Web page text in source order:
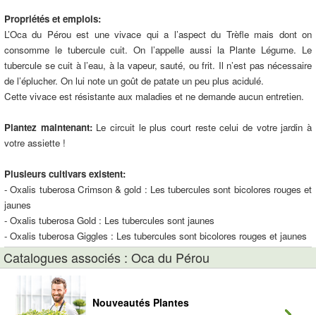
Propriétés et emplois:
L’Oca du Pérou est une vivace qui a l’aspect du Trèfle mais dont on
consomme le tubercule cuit. On l’appelle aussi la Plante Légume. Le
tubercule se cuit à l’eau, à la vapeur, sauté, ou frit. Il n’est pas nécessaire
de l’éplucher. On lui note un goût de patate un peu plus acidulé.
Cette vivace est résistante aux maladies et ne demande aucun entretien.
Plantez maintenant:Le circuit le plus court reste celui de votre jardin à
votre assiette !
Plusieurs cultivars existent:
- Oxalis tuberosa Crimson & gold : Les tubercules sont bicolores rouges et
jaunes
- Oxalis tuberosa Gold : Les tubercules sont jaunes
- Oxalis tuberosa Giggles : Les tubercules sont bicolores rouges et jaunes
Catalogues associés : Oca du Pérou
Nouveautés Plantes